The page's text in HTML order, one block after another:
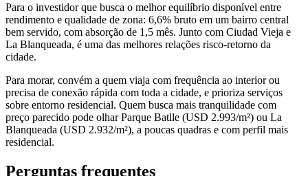
Para o investidor que busca o melhor equilíbrio disponível entre
rendimento e qualidade de zona: 6,6% bruto em um bairro central
bem servido, com absorção de 1,5 mês. Junto com Ciudad Vieja e
La Blanqueada, é uma das melhores relações risco-retorno da
cidade.
Para morar, convém a quem viaja com frequência ao interior ou
precisa de conexão rápida com toda a cidade, e prioriza serviços
sobre entorno residencial. Quem busca mais tranquilidade com
preço parecido pode olhar Parque Batlle (USD 2.993/m²) ou La
Blanqueada (USD 2.932/m²), a poucas quadras e com perfil mais
residencial.
Perguntas frequentes